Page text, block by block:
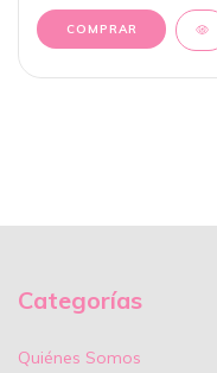
Categorías
Quiénes Somos